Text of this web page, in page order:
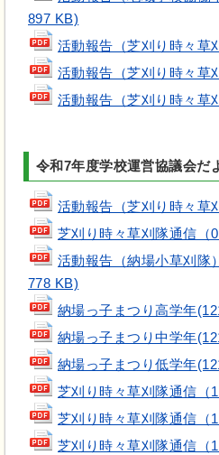
897 KB)
活動報告（芝刈り時々草
活動報告（芝刈り時々草
活動報告（芝刈り時々草
令和7年度学校運営協議会だ
活動報告（芝刈り時々草
芝刈り時々草刈隊通信（
活動報告（納場小草刈隊
778 KB)
納場っ子まつり高学年
納場っ子まつり中学年
納場っ子まつり低学年
芝刈り時々草刈隊通信（
芝刈り時々草刈隊通信（
芝刈り時々草刈隊通信（